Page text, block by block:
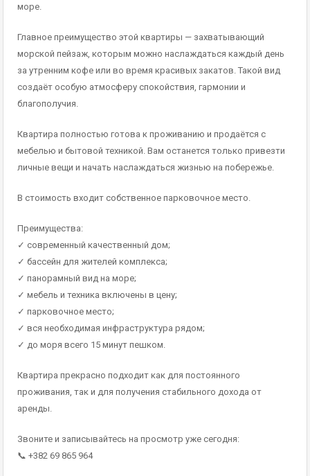
море.
Главное преимущество этой квартиры — захватывающий
морской пейзаж, которым можно наслаждаться каждый день
за утренним кофе или во время красивых закатов. Такой вид
создаёт особую атмосферу спокойствия, гармонии и
благополучия.
Квартира полностью готова к проживанию и продаётся с
мебелью и бытовой техникой. Вам останется только привезти
личные вещи и начать наслаждаться жизнью на побережье.
В стоимость входит собственное парковочное место.
Преимущества:
✓ современный качественный дом;
✓ бассейн для жителей комплекса;
✓ панорамный вид на море;
✓ мебель и техника включены в цену;
✓ парковочное место;
✓ вся необходимая инфраструктура рядом;
✓ до моря всего 15 минут пешком.
Квартира прекрасно подходит как для постоянного
проживания, так и для получения стабильного дохода от
аренды.
Звоните и записывайтесь на просмотр уже сегодня:
📞 +382 69 865 964